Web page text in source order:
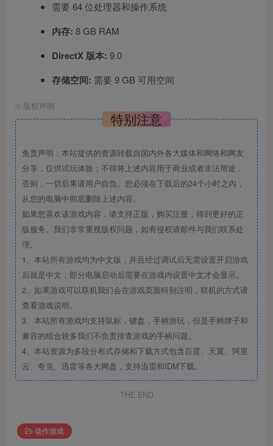
需要 64 位处理器和操作系统
内存: 8 GB RAM
DirectX 版本: 9.0
存储空间: 需要 9 GB 可用空间
© 版权声明
特别注意
免责声明：本站提供的资源转载自国内外各大媒体和网络和网友
分享，仅供试玩体验；不得将上述内容用于商业或者非法用途，
否则，一切后果请用户自负。您必须在下载后的24个小时之内，
从您的电脑中彻底删除上述内容。
如果您喜欢该游戏内容，请支持正版，购买注册，得到更好的正
版服务。我们非常重视版权问题，如有侵权请邮件与我们联系处
理。
1、本站所有游戏均为中文版，并且经过调试后无需设置开启游戏
后就是中文，部分电脑启动后需要在游戏内设置中文才会显示。
2、如果游戏可以联机我们会在游戏页面特别注明，联机的方式请
查看游戏说明。
3、本站所有游戏均支持鼠标，键盘，手柄游玩，但是手柄牌子和
兼容的组合较多我们不负责排查游戏的手柄问题。
4、本站资源为多段分布式存储和下载方式包含百度、天翼、阿里
云、夸克、迅雷等各大网盘，支持迅雷和IDM下载。
THE END
动作游戏